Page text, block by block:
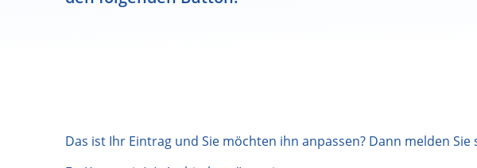
Das ist Ihr Eintrag und Sie möchten ihn anpassen? Dann melden Sie